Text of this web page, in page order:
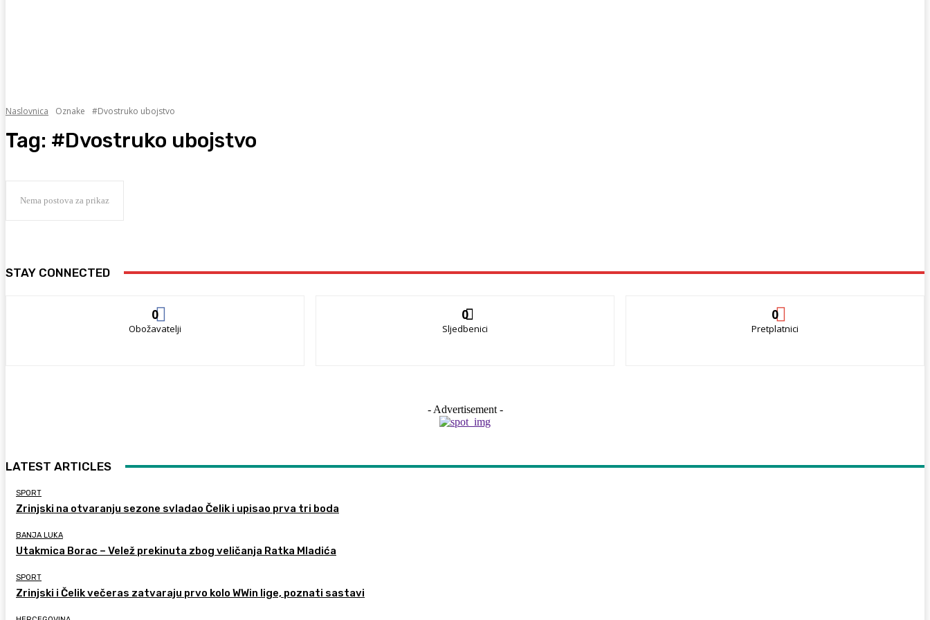
Naslovnica Oznake #Dvostruko ubojstvo
Tag: #Dvostruko ubojstvo
Nema postova za prikaz
STAY CONNECTED
0
Obožavatelji
0
Sljedbenici
0
Pretplatnici
- Advertisement -
LATEST ARTICLES
SPORT
Zrinjski na otvaranju sezone svladao Čelik i upisao prva tri boda
BANJA LUKA
Utakmica Borac – Velež prekinuta zbog veličanja Ratka Mladića
SPORT
Zrinjski i Čelik večeras zatvaraju prvo kolo WWin lige, poznati sastavi